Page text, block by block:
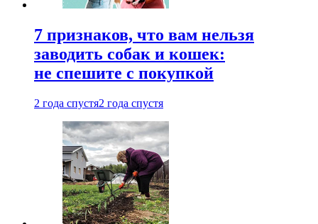
7 признаков, что вам нельзя
заводить собак и кошек:
не спешите с покупкой
2 года спустя2 года спустя